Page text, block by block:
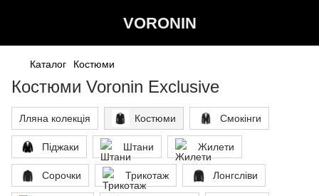
VORONIN
Каталог Костюми
Костюми Voronin Exclusive
Лляна колекція Костюми Смокінги
Піджаки Штани Жилети
Сорочки Трикотаж Лонгсліви